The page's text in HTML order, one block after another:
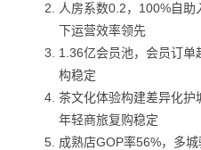
人房系数0.2，100%自
下运营效率领先
1.36亿会员池，会员订单
构稳定
茶文化体验构建差异化护
年轻商旅复购稳定
成熟店GOP率56%，多